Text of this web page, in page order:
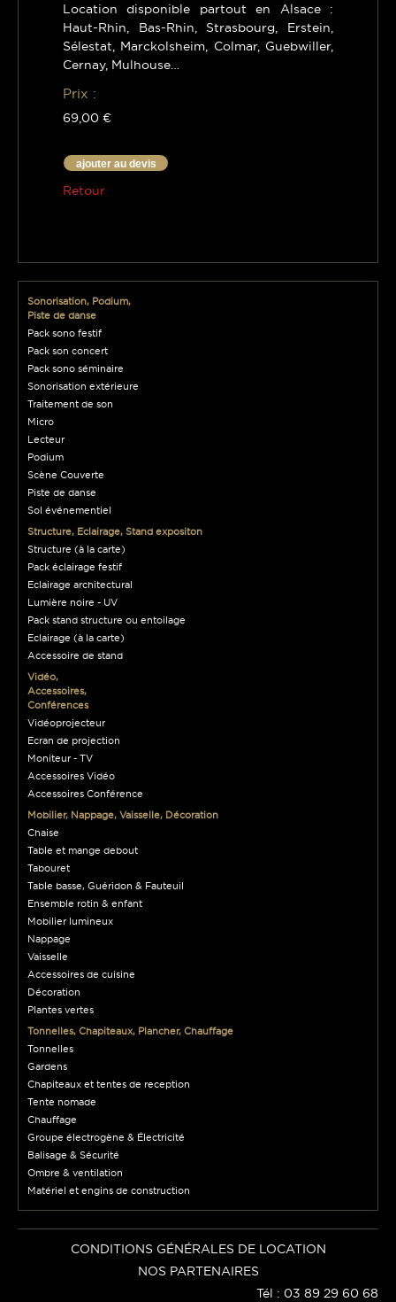
Location disponible partout en Alsace :
Haut-Rhin, Bas-Rhin, Strasbourg, Erstein,
Sélestat, Marckolsheim, Colmar, Guebwiller,
Cernay, Mulhouse…
Prix :
69,00 €
ajouter au devis
Retour
Sonorisation, Podium,
Piste de danse
Pack sono festif
Pack son concert
Pack sono séminaire
Sonorisation extérieure
Traitement de son
Micro
Lecteur
Podium
Scène Couverte
Piste de danse
Sol événementiel
Structure, Eclairage, Stand expositon
Structure (à la carte)
Pack éclairage festif
Eclairage architectural
Lumière noire - UV
Pack stand structure ou entoilage
Eclairage (à la carte)
Accessoire de stand
Vidéo,
Accessoires,
Conférences
Vidéoprojecteur
Ecran de projection
Moniteur - TV
Accessoires Vidéo
Accessoires Conférence
Mobilier, Nappage, Vaisselle, Décoration
Chaise
Table et mange debout
Tabouret
Table basse, Guéridon & Fauteuil
Ensemble rotin & enfant
Mobilier lumineux
Nappage
Vaisselle
Accessoires de cuisine
Décoration
Plantes vertes
Tonnelles, Chapiteaux, Plancher, Chauffage
Tonnelles
Gardens
Chapiteaux et tentes de reception
Tente nomade
Chauffage
Groupe électrogène & Électricité
Balisage & Sécurité
Ombre & ventilation
Matériel et engins de construction
CONDITIONS GÉNÉRALES DE LOCATION
NOS PARTENAIRES
Tél : 03 89 29 60 68